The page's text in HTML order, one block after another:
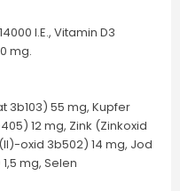
I.E., Vitamin D3
mg.
3b103) 55 mg, Kupfer
12 mg, Zink (Zinkoxid
oxid 3b502) 14 mg, Jod
mg, Selen